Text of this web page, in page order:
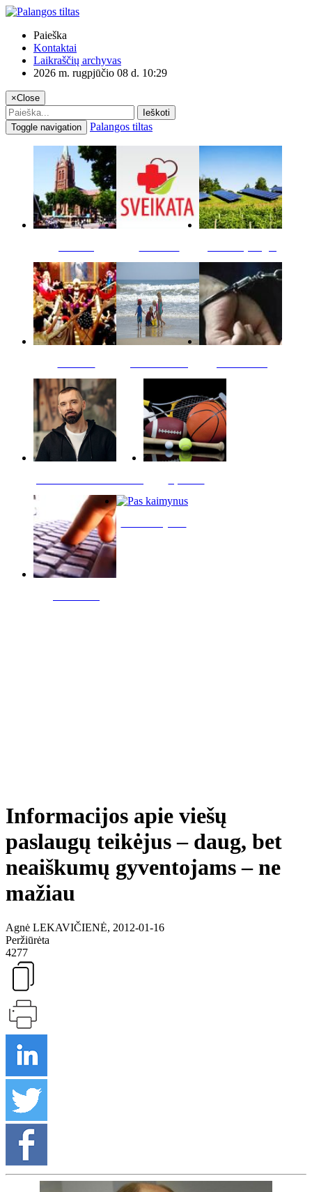
Paieška
Kontaktai
Laikraščių archyvas
2026 m. rugpjūčio 08 d. 10:29
×Close
Ieškoti
Toggle navigation
Palangos tiltas
Informacijos apie viešų
paslaugų teikėjus – daug, bet
neaiškumų gyventojams – ne
mažiau
Agnė LEKAVIČIENĖ, 2012-01-16
Peržiūrėta
4277